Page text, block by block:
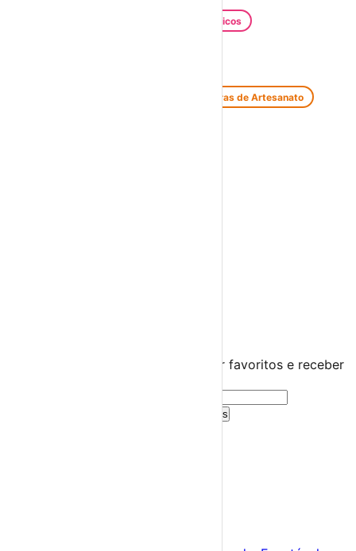
Festivais Gastronómicos
Feiras de Artesanato
Cria uma conta gratuita para guardar favoritos e receber
Criar Conta Grátis